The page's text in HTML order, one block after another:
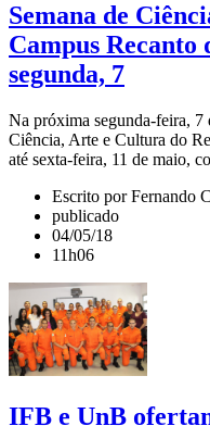
Semana de
Campus Recanto
segunda, 7
Na próxima segunda-feira, 7
Ciência, Arte e Cultura do
até sexta-feira, 11 de maio,
Escrito por Fernando
publicado
04/05/18
11h06
IFB e UnB